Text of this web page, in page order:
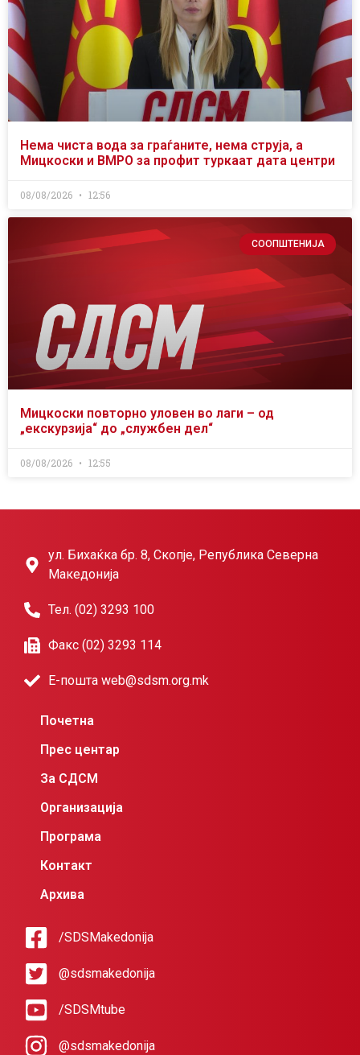
Нема чиста вода за граѓаните, нема струја, а
Мицкоски и ВМРО за профит туркаат дата центри
08/08/2026 12:56
СООПШТЕНИЈА
Мицкоски повторно уловен во лаги – од
„екскурзија“ до „службен дел“
08/08/2026 12:55
ул. Бихаќка бр. 8, Скопје, Република Северна
Македонија
Тел. (02) 3293 100
Факс (02) 3293 114
Е-пошта web@sdsm.org.mk
Почетна
Прес центар
За СДСМ
Организација
Програма
Контакт
Архива
/SDSMakedonija
@sdsmakedonija
/SDSMtube
@sdsmakedonija